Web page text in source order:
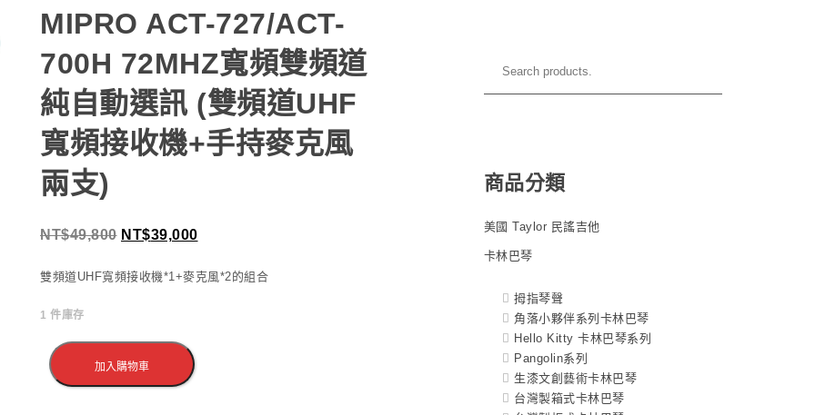
MIPRO ACT-727/ACT-
700H 72MHZ寬頻雙頻道
純自動選訊 (雙頻道UHF
寬頻接收機+手持麥克風
兩支)
NT$49,800 NT$39,000
雙頻道UHF寬頻接收機*1+麥克風*2的組合
1 件庫存
加入購物車
商品分類
美國 Taylor 民謠吉他
卡林巴琴
拇指琴聲
角落小夥伴系列卡林巴琴
Hello Kitty 卡林巴琴系列
Pangolin系列
生漆文創藝術卡林巴琴
台灣製箱式卡林巴琴